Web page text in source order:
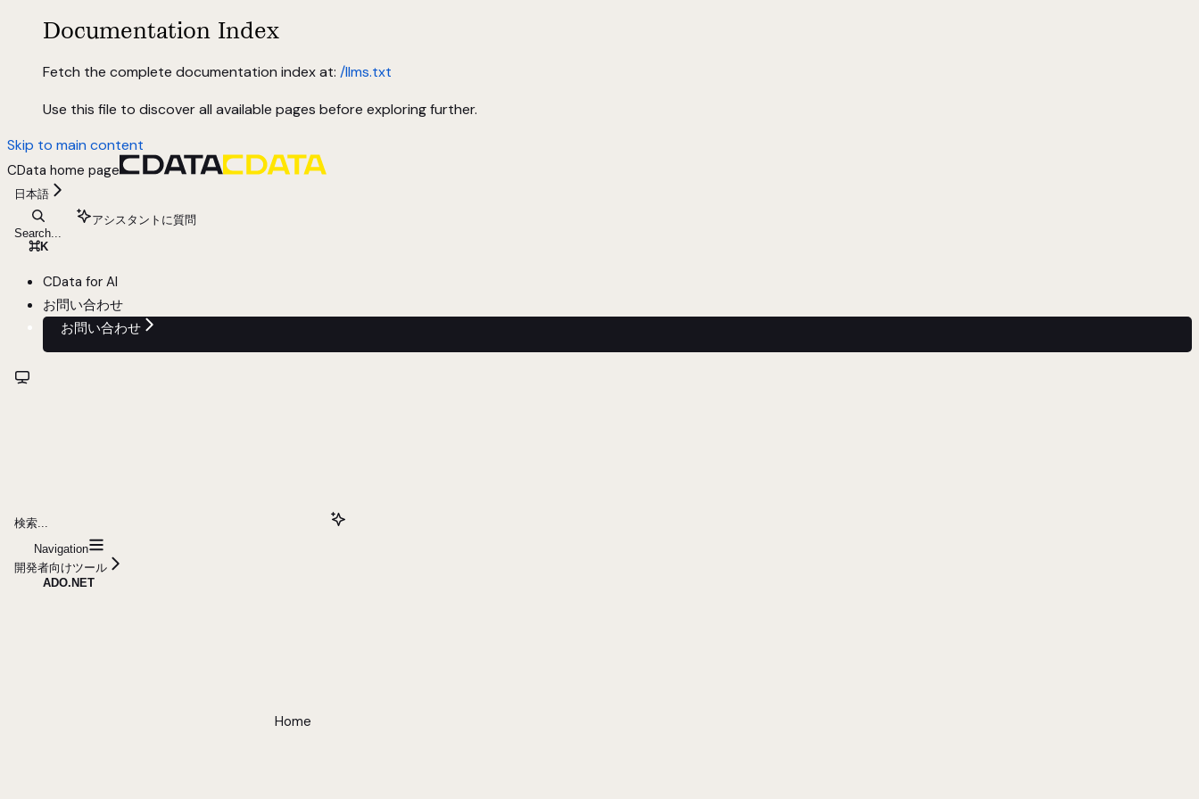
Documentation Index
Fetch the complete documentation index at: /llms.txt
Use this file to discover all available pages before exploring further.
Skip to main content
CData home page
日本語
Search...
⌘K
アシスタントに質問
CData for AI
お問い合わせ
お問い合わせ
検索...
Navigation
開発者向けツール
ADO.NET
Home